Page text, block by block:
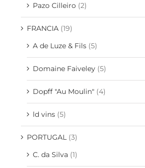
Pazo Cilleiro (2)
FRANCIA (19)
A de Luze & Fils (5)
Domaine Faiveley (5)
Dopff "Au Moulin" (4)
ld vins (5)
PORTUGAL (3)
C. da Silva (1)